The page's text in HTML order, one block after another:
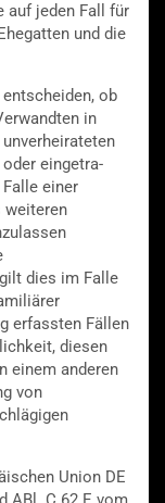
auf jeden Fall für
und die
ob
in
eingetra-
einer
weiteren
dies im Falle
erfassten Fällen
diesen
einem anderen
von
Union DE